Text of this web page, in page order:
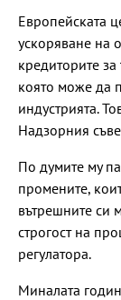
Европейската
ускоряване на
кредиторите за
която може да
индустрията.
Надзорния
По думите му
промените,
вътрешните си
строгост на
регулатора.
Миналата